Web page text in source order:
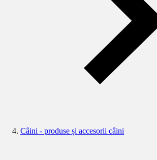
Câini - produse și accesorii câini